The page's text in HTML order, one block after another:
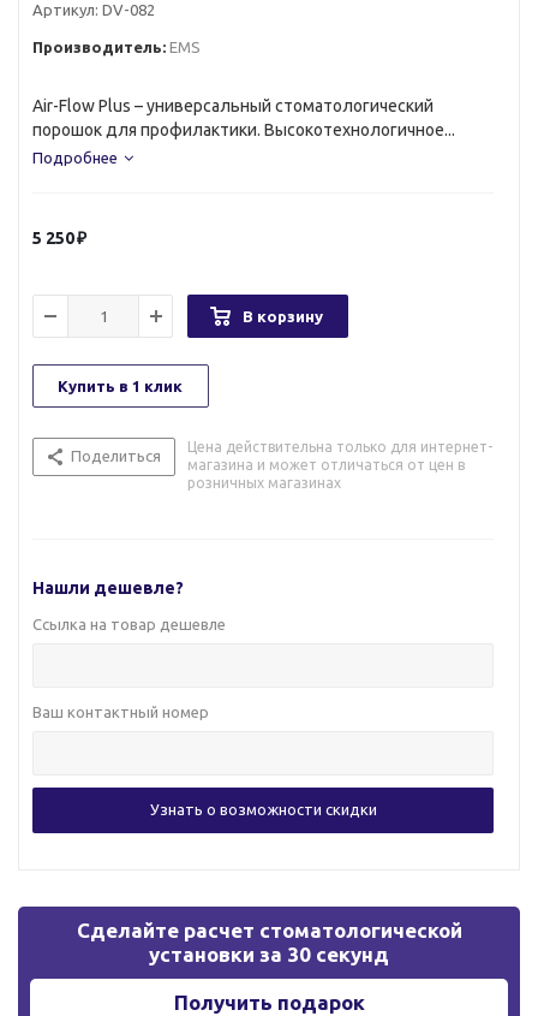
Артикул: DV-082
Производитель: EMS
Air-Flow Plus – универсальный стоматологический
порошок для профилактики. Высокотехнологичное...
Подробнее
5 250
В корзину
Купить в 1 клик
Поделиться
Цена действительна только для интернет-
магазина и может отличаться от цен в
розничных магазинах
Нашли дешевле?
Ссылка на товар дешевле
Ваш контактный номер
Сделайте расчет стоматологической
установки за 30 секунд
Получить подарок